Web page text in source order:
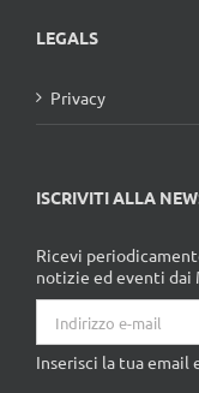
LEGALS
Privacy
ISCRIVITI ALLA
Ricevi
notizie ed eventi dai
Inserisci la tua email